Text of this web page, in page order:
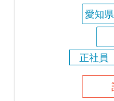
愛知県
正社員